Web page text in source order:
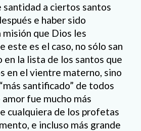
a ciertos santos
e haber sido
misión que Dios les
este es el caso, no sólo san
en la lista de los santos que
en el vientre materno, sino
santificado” de todos
fue mucho más
cualquiera de los profetas
e incluso más grande